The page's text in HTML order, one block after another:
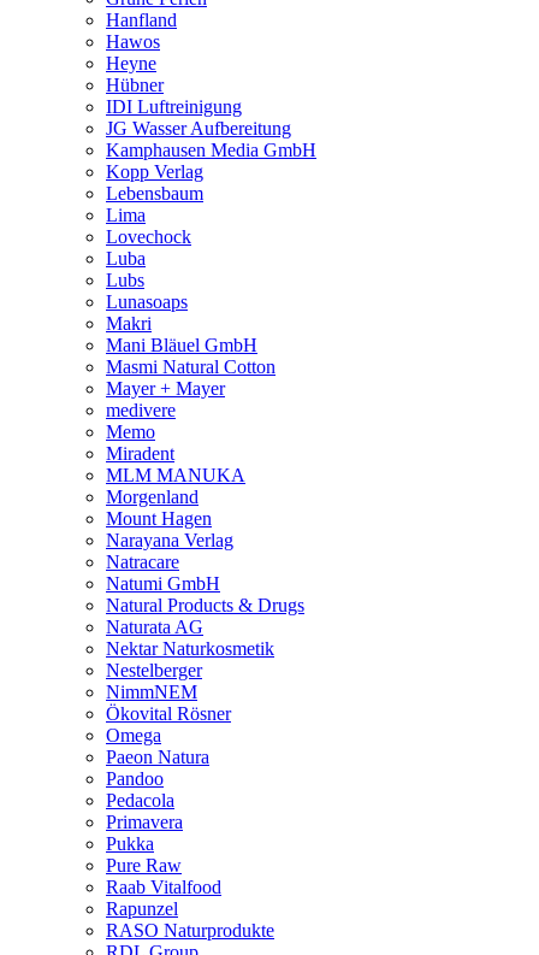
Hanfland
Hawos
Heyne
Hübner
IDI Luftreinigung
JG Wasser Aufbereitung
Kamphausen Media GmbH
Kopp Verlag
Lebensbaum
Lima
Lovechock
Luba
Lubs
Lunasoaps
Makri
Mani Bläuel GmbH
Masmi Natural Cotton
Mayer + Mayer
medivere
Memo
Miradent
MLM MANUKA
Morgenland
Mount Hagen
Narayana Verlag
Natracare
Natumi GmbH
Natural Products & Drugs
Naturata AG
Nektar Naturkosmetik
Nestelberger
NimmNEM
Ökovital Rösner
Omega
Paeon Natura
Pandoo
Pedacola
Primavera
Pukka
Pure Raw
Raab Vitalfood
Rapunzel
RASO Naturprodukte